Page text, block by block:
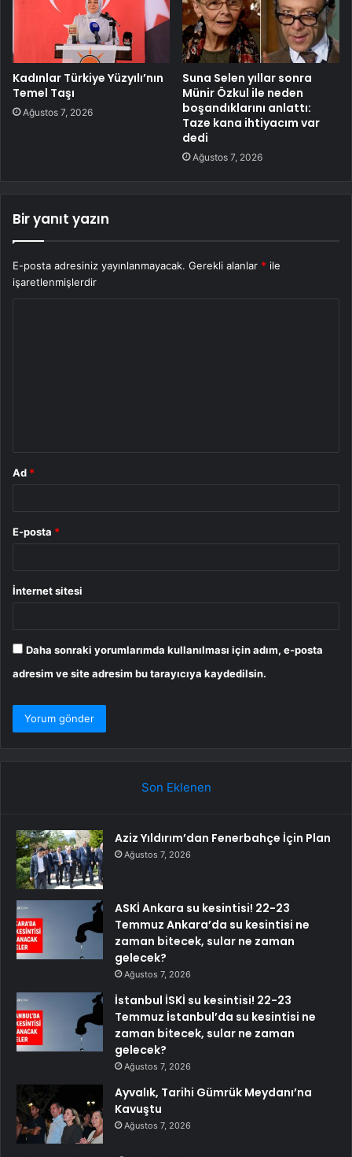
Kadınlar Türkiye Yüzyılı’nın
Temel Taşı
Ağustos 7, 2026
Suna Selen yıllar sonra
Münir Özkul ile neden
boşandıklarını anlattı:
Taze kana ihtiyacım var
dedi
Ağustos 7, 2026
Bir yanıt yazın
E-posta adresiniz yayınlanmayacak. Gerekli alanlar * ile
işaretlenmişlerdir
Ad *
E-posta *
İnternet sitesi
Daha sonraki yorumlarımda kullanılması için adım, e-posta
adresim ve site adresim bu tarayıcıya kaydedilsin.
Son Eklenen
Aziz Yıldırım’dan Fenerbahçe İçin Plan
Ağustos 7, 2026
ASKİ Ankara su kesintisi! 22-23
Temmuz Ankara’da su kesintisi ne
zaman bitecek, sular ne zaman
gelecek?
Ağustos 7, 2026
İstanbul İSKİ su kesintisi! 22-23
Temmuz İstanbul’da su kesintisi ne
zaman bitecek, sular ne zaman
gelecek?
Ağustos 7, 2026
Ayvalık, Tarihi Gümrük Meydanı’na
Kavuştu
Ağustos 7, 2026